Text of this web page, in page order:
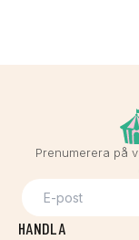
Prenumerera på
HANDLA